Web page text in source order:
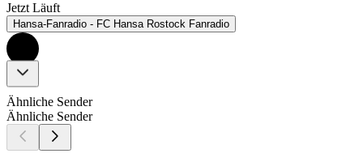
Jetzt Läuft
Hansa-Fanradio - FC Hansa Rostock Fanradio
Ähnliche Sender
Ähnliche Sender